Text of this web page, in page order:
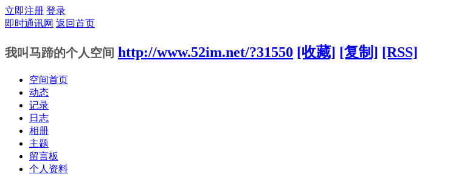
立即注册 登录
即时通讯网 返回首页
我叫马蹄的个人空间 http://www.52im.net/?31550 [收藏] [复制] [RSS]
空间首页
动态
记录
日志
相册
主题
留言板
个人资料